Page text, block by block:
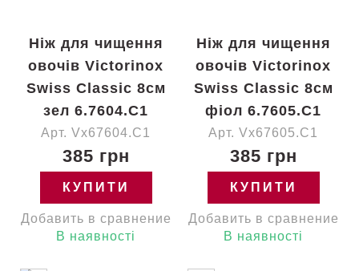
Ніж для чищення
овочів Victorinox
Swiss Classic 8см
зел 6.7604.C1
Арт. Vx67604.C1
385 грн
КУПИТИ
Добавить в сравнение
В наявності
Ніж для чищення
овочів Victorinox
Swiss Classic 8см
фіол 6.7605.C1
Арт. Vx67605.C1
385 грн
КУПИТИ
Добавить в сравнение
В наявності